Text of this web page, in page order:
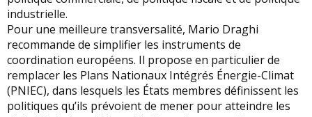
industrielle.
Pour une meilleure transversalité, Mario Draghi
recommande de simplifier les instruments de
coordination européens. Il propose en particulier de
remplacer les Plans Nationaux Intégrés Énergie-Climat
(PNIEC), dans lesquels les États membres définissent les
politiques qu’ils prévoient de mener pour atteindre les